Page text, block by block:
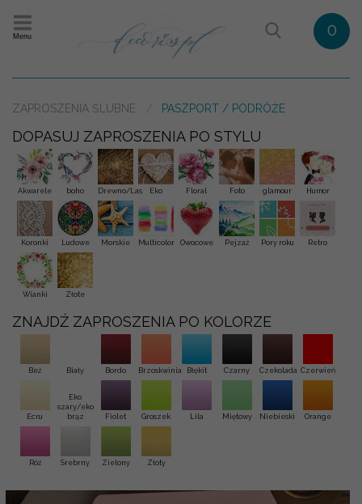
Menu 0
ZAPROSZENIA ŚLUBNE PASZPORT / PODRÓŻE
DOPASUJ ZAPROSZENIA PO STYLU
Akwarele boho Drewno/Las Eko Floral Foto glamour Humor
Koronki Ludowe Morskie Multicolor Owocowe Pejzaż Pory roku Retro
Wianki Złote
ZNAJDŹ ZAPROSZENIA PO KOLORZE
Beż Biały Bordo Brzoskwinia Błękit Czarny Czekolada Czerwień
Ecru
Eko
szary/eko
brąz
Fiolet Groszek Lila Miętowy Niebieski Orange
Róż Srebrny Zielony Złoty